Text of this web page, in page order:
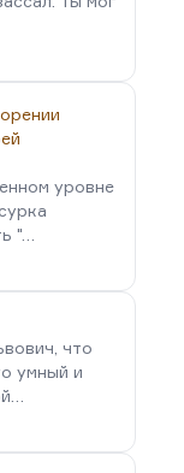
уровне
"…
что
умный и